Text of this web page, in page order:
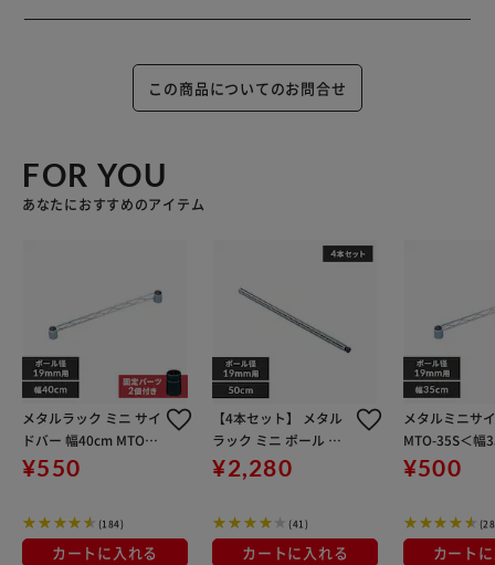
この商品についてのお問合せ
FOR YOU
あなたにおすすめのアイテム
メタルラック ミニ サイ
ドバー 幅40cm MTO-4
0S (ポール直径19mm)
¥550
(184)
カートに入れる
【4本セット】 メタル
ラック ミニ ポール 長
さ50cm MM-500P (ポ
ール直径19mm)
¥2,280
(41)
カートに入れる
メタルミニサ
MTO-35S＜幅
棚板に対応＞
¥500
カート